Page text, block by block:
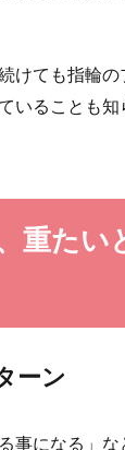
けても指輪の
いることも
重たい
ーン
事になる」